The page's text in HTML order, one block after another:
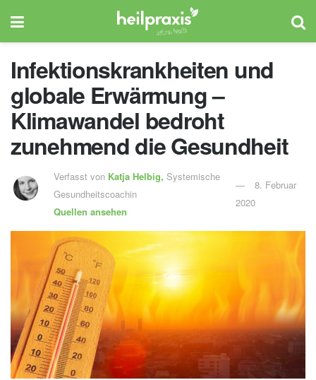
Infektionskrankheiten und
globale Erwärmung –
Klimawandel bedroht
zunehmend die Gesundheit
Verfasst von Katja Helbig, Systemische
Gesundheitscoachin
Quellen ansehen
8. Februar
2020